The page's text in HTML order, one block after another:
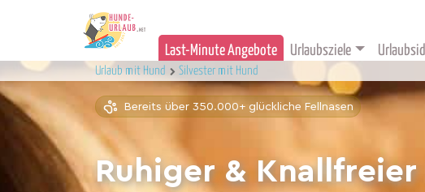
Last-Minute Angebote Urlaubsziele
Urlaub mit Hund Silvester mit Hund
Bereits über 350.000+ glückliche Fellnasen
Ruhiger &